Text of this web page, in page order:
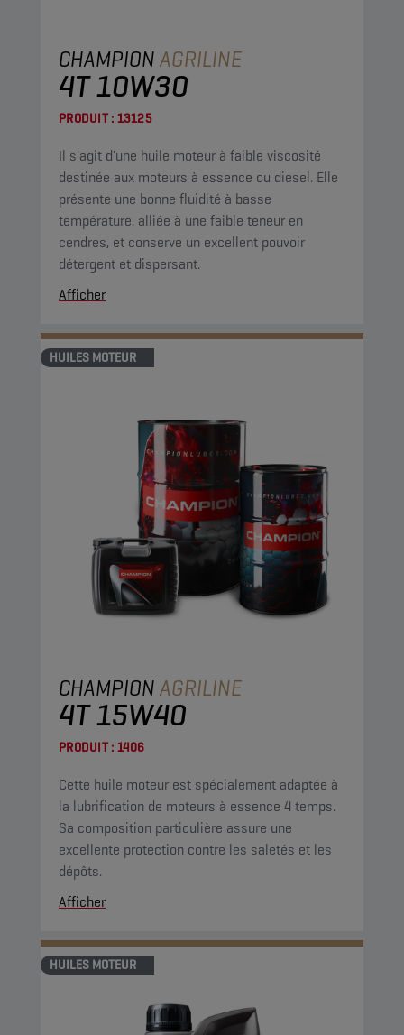
CHAMPIONAGRILINE
4T 10W30
PRODUIT : 13125
Il s'agit d'une huile moteur à faible viscosité
destinée aux moteurs à essence ou diesel. Elle
présente une bonne fluidité à basse
température, alliée à une faible teneur en
cendres, et conserve un excellent pouvoir
détergent et dispersant.
Afficher
HUILES MOTEUR
CHAMPIONAGRILINE
4T 15W40
PRODUIT : 1406
Cette huile moteur est spécialement adaptée à
la lubrification de moteurs à essence 4 temps.
Sa composition particulière assure une
excellente protection contre les saletés et les
dépôts.
Afficher
HUILES MOTEUR